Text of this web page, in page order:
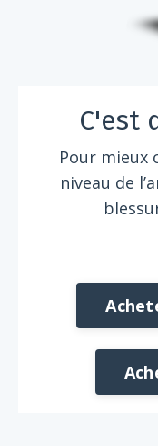
C'est
Pour mieux
niveau de